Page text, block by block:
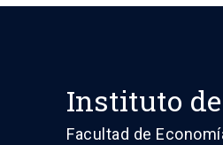
Instituto
Facultad de